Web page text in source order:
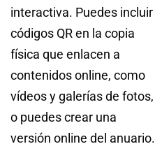
interactiva. Puedes incluir
códigos QR en la copia
física que enlacen a
contenidos online, como
vídeos y galerías de fotos,
o puedes crear una
versión online del anuario.